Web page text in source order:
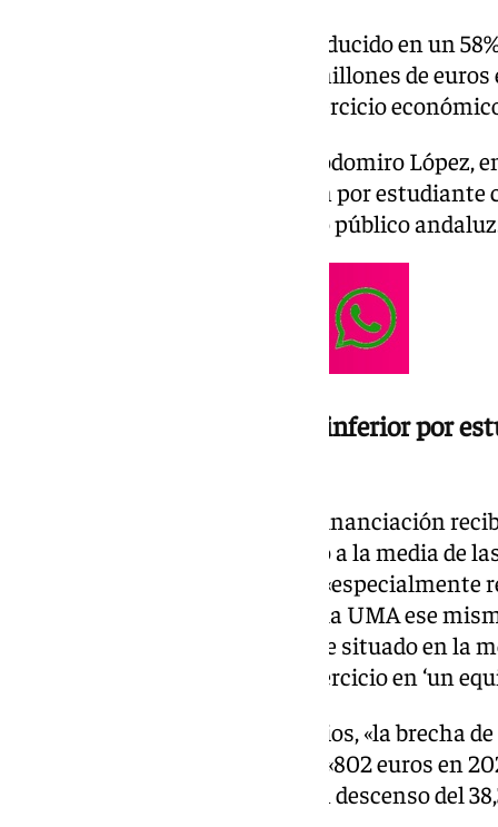
La Universidad de Málaga ha reducido en un
últimos años, al pasar de 44,8 millones de
según los datos del cierre del ejercicio
Así lo ha explicado el rector, Teodomiro López,
ha detallado que la financiación por estudiante
media del sistema universitario público
Una financiación 495 euros inferior por
Ha concretado que en 2025, la financiación
inferior por estudiante respecto a la media de
Comunidad». Este dato resulta «especialmente
«ya que el déficit estructural de la UMA ese
de euros», por lo que, «de haberse situado en la
institución habría cerrado el ejercicio en ‘un
Con todo, en los últimos ejercicios, «la brecha
ha reducido progresivamente»: «802 euros en
euros en 2025, lo que supone un descenso del